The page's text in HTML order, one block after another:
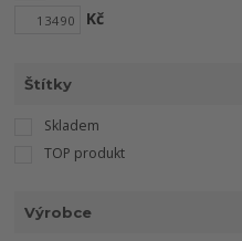
Kč
Štítky
Skladem
TOP produkt
Výrobce